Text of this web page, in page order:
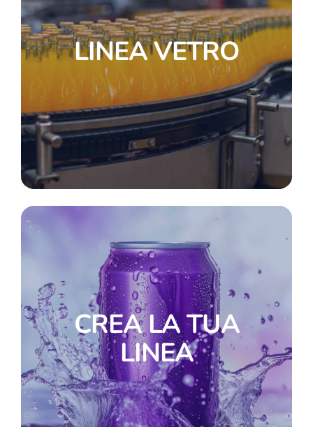
LINEA VETRO
CREA LA TUA
LINEA